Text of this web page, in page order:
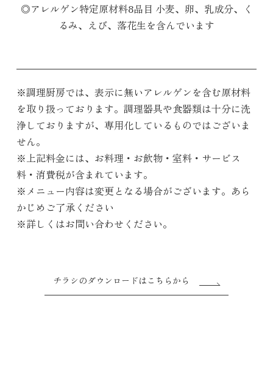
◎アレルゲン特定原材料8品目 小麦、卵、乳成分、く
るみ、えび、落花生を含んでいます
※調理厨房では、表示に無いアレルゲンを含む原材料
を取り扱っております。調理器具や食器類は十分に洗
浄しておりますが、専用化しているものではございま
せん。
※上記料金には、お料理・お飲物・室料・サービス
料・消費税が含まれています。
※メニュー内容は変更となる場合がございます。あら
かじめご了承ください
※詳しくはお問い合わせください。
チラシのダウンロードはこちらから